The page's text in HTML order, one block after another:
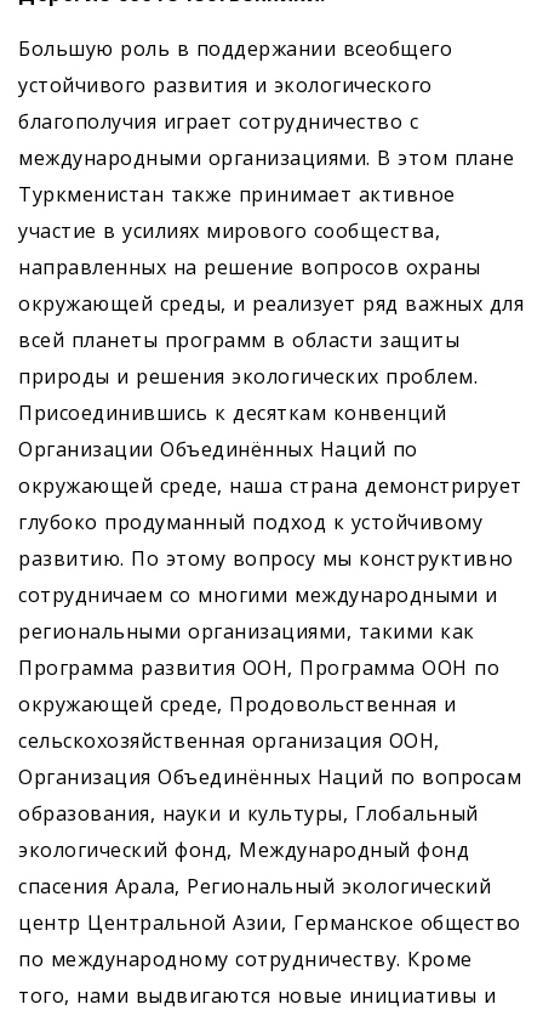
Большую роль в поддержании всеобщего
устойчивого развития и экологического
благополучия играет сотрудничество с
международными организациями. В этом плане
Туркменистан также принимает активное
участие в усилиях мирового сообщества,
направленных на решение вопросов охраны
окружающей среды, и реа­лизует ряд важных для
всей планеты программ в области защиты
природы и решения экологических проблем.
Присоединившись к десяткам конвенций
Организации Объединённых Наций по
окружающей среде, наша страна демонстрирует
глубоко продуманный подход к устойчивому
развитию. По этому вопросу мы конструктивно
сотрудничаем со многими международными и
региональными организациями, такими как
Программа развития ООН, Программа ООН по
окружающей среде, Продовольственная и
сельскохозяйственная организация ООН,
Организация Объединённых Наций по вопросам
образования, науки и культуры, Глобальный
экологический фонд, Международный фонд
спасения Арала, Региональный экологический
центр Центральной Азии, Германское общество
по международному сотрудничеству. Кроме
того, нами выдвигаются новые инициативы и